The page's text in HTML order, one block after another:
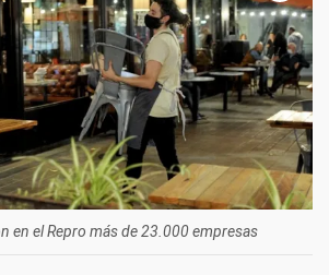
en el Repro más de 23.000 empresas